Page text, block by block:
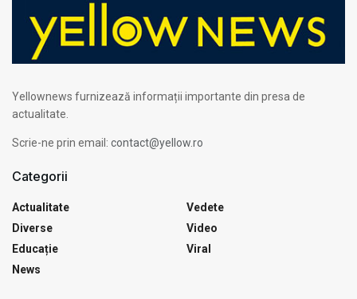
Yellownews furnizează informații importante din presa de
actualitate.
Scrie-ne prin email: contact@yellow.ro
Categorii
Actualitate
Diverse
Educație
News
Vedete
Video
Viral